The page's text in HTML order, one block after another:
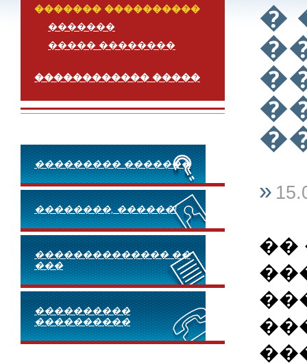
������� ����������
�������
����� ��������
������������ �����
��������� �������
��������, ������!
�������������� ��
���
����������
����������
�
»
��